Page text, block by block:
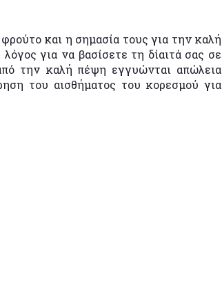
και η σημασία τους για την καλή
για να βασίσετε τη δίαιτά σας σε
την καλή πέψη εγγυώνται απώλεια
του αισθήματος του κορεσμού για